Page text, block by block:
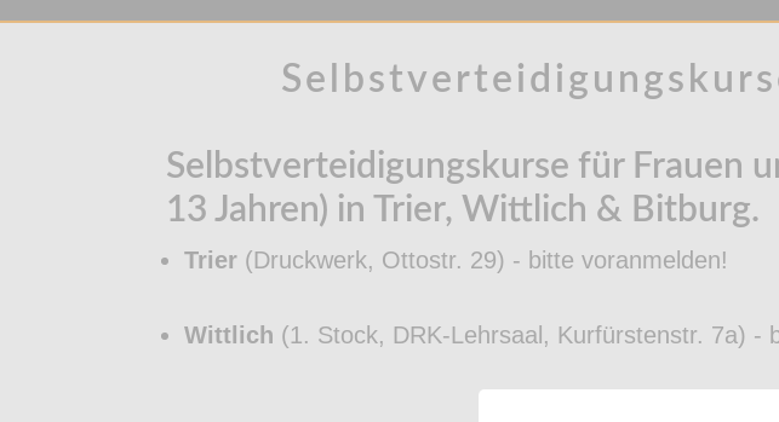
Selbstverteidigungskurse für Frauen
13 Jahren) in Trier, Wittlich & Bitburg.
Trier (Druckwerk, Ottostr. 29) - bitte voranmelden!
Wittlich (1. Stock, DRK-Lehrsaal, Kurfürstenstr. 7a) -